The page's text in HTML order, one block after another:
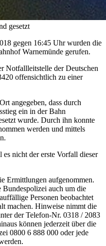
gesetzt
gegen 16:45 Uhr wurden die
Warnemünde gerufen.
Notfallleitstelle der Deutschen
offensichtlich zu einer
angegeben, dass durch
ein in der Bahn
wurde. Durch ihn konnte
werden und mittels
es nicht der erste Vorfall dieser
Ermittlungen aufgenommen.
Bundespolizei auch um die
Personen beobachtet
machen. Hinweise nimmt die
der Telefon-Nr. 0318 / 2083
können jederzeit über die
0800 6 888 000 oder jede